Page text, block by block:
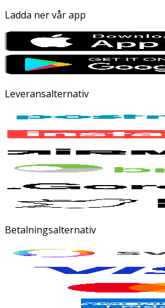
Ladda ner vår app
Leveransalternativ
Betalningsalternativ